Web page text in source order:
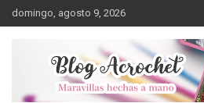
Saltar
al
domingo, agosto 9, 2026